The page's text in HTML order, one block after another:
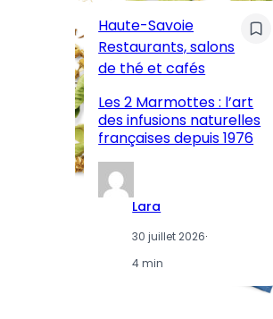
Haute-Savoie
Restaurants, salons
de thé et cafés
Les 2 Marmottes : l’art
des infusions naturelles
françaises depuis 1976
Lara
30 juillet 2026·
4 min